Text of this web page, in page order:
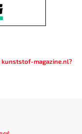
kunststof-magazine.nl?